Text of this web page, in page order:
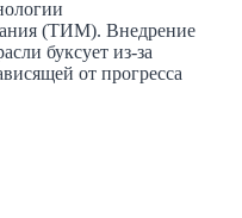
(ТИМ). Внедрение
буксует из-за
от прогресса